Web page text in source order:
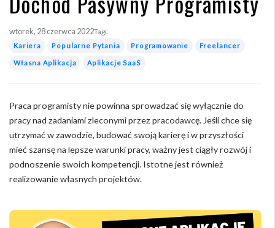
wtorek, 28 czerwca 2022Tagi:
Kariera Popularne Pytania Programowanie Freelancer
Własna Aplikacja Aplikacje SaaS
Praca programisty nie powinna sprowadzać się wyłącznie do
pracy nad zadaniami zleconymi przez pracodawcę. Jeśli chce się
utrzymać w zawodzie, budować swoją karierę i w przyszłości
mieć szansę na lepsze warunki pracy, ważny jest ciągły rozwój i
podnoszenie swoich kompetencji. Istotne jest również
realizowanie własnych projektów.